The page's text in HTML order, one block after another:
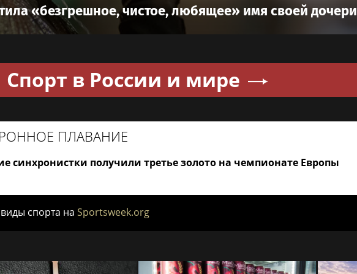
«безгрешное, чистое, любящее» имя своей дочери
Спорт в России и мире
синхронистки получили третье золото на чемпионате Европы
ПЛАВАНИЕ
спорта на Sportsweek.org